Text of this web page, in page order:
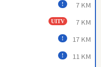
7 KM
!
7 KM
UITV
17 KM
!
11 KM
!